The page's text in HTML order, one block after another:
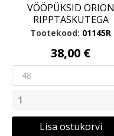
VÖÖPÜKSID ORION
RIPPTASKUTEGA
Tootekood: 01145R
38,00 €
Lisa ostukorvi